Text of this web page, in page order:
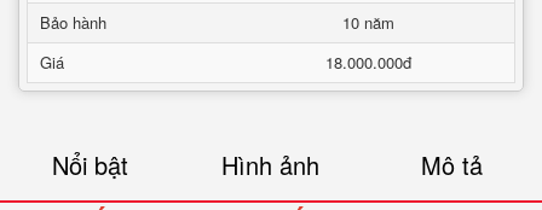
Bảo hành
10 năm
Giá
18.000.000đ
Nổi bật Hình ảnh Mô tả